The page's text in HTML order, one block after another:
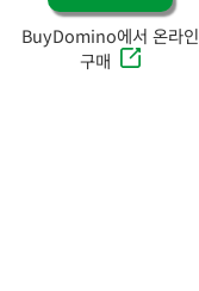
BuyDomino에서 온라인
구매